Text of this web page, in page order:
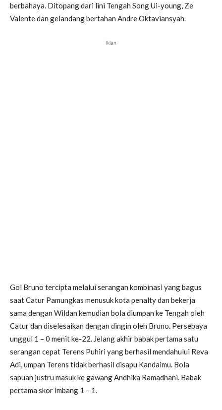
berbahaya. Ditopang dari lini Tengah Song Ui-young, Ze
Valente dan gelandang bertahan Andre Oktaviansyah.
Iklan
Gol Bruno tercipta melalui serangan kombinasi yang bagus
saat Catur Pamungkas menusuk kota penalty dan bekerja
sama dengan Wildan kemudian bola diumpan ke Tengah oleh
Catur dan diselesaikan dengan dingin oleh Bruno. Persebaya
unggul 1 – 0 menit ke-22. Jelang akhir babak pertama satu
serangan cepat Terens Puhiri yang berhasil mendahului Reva
Adi, umpan Terens tidak berhasil disapu Kandaimu. Bola
sapuan justru masuk ke gawang Andhika Ramadhani. Babak
pertama skor imbang 1 – 1.